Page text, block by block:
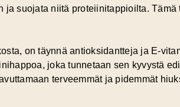
ja suojata niitä proteiinitappioilta.
on täynnä antioksidantteja ja E-
joka tunnetaan sen kyvystä
terveemmät ja pidemmät